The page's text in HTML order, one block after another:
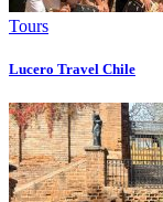
Tours
Lucero Travel Chile